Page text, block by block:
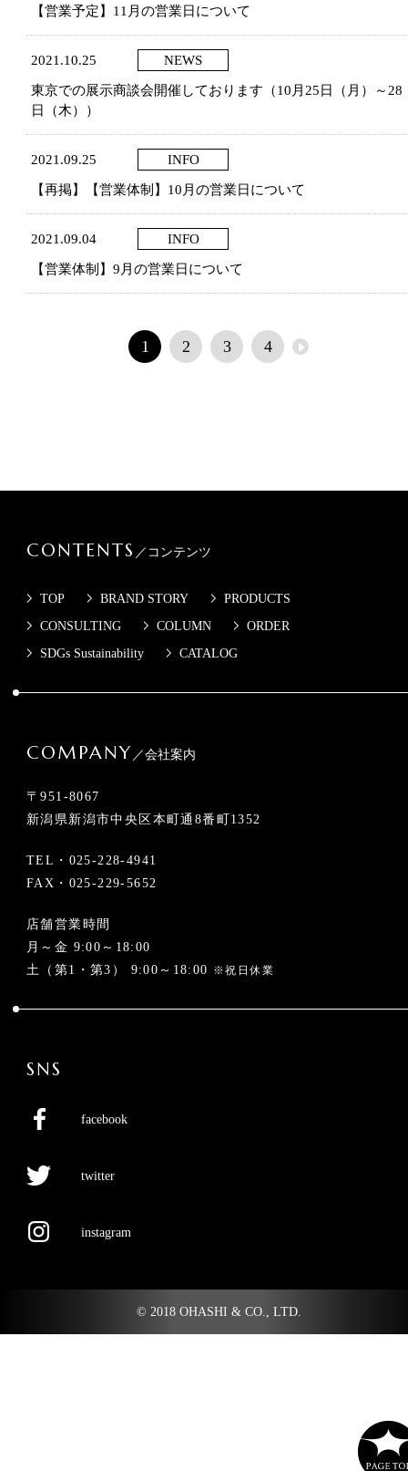
【営業予定】11月の営業日について
2021.10.25 NEWS
東京での展示商談会開催しております（10月25日（月）～28
日（木））
2021.09.25 INFO
【再掲】【営業体制】10月の営業日について
2021.09.04 INFO
【営業体制】9月の営業日について
1 2 3 4
CONTENTS ／コンテンツ
TOP BRAND STORY
PRODUCTS
CONSULTING
COLUMN
ORDER
SDGs Sustainability
CATALOG
COMPANY ／会社案内
〒951-8067
新潟県新潟市中央区本町通8番町1352
TEL・ 025-228-4941
FAX・025-229-5652
店舗営業時間
月～金 9:00～18:00
土（第1・第3） 9:00～18:00 ※祝日休業
SNS
facebook
twitter
instagram
© 2018 OHASHI & CO., LTD.